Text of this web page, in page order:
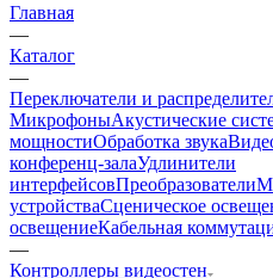
Главная
—
Каталог
—
Переключатели и
МикрофоныАкустические
мощностиОбработка звука
конференц-залаУдлинители
интерфейсовПреобразователи
устройстваСценическое
освещениеКабельная
—
Контроллеры видеостен